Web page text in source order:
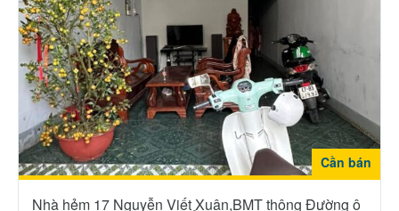
Cần bán
Nhà hẻm 17 Nguyễn Viết Xuân,BMT thông Đường ô